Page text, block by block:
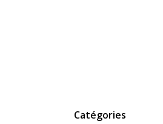
Catégories